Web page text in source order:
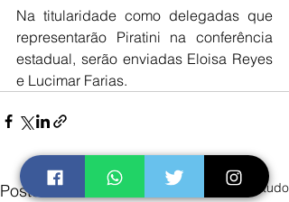
Na titularidade como delegadas que
representarão Piratini na conferência
estadual, serão enviadas Eloisa Reyes
e Lucimar Farias.
Posts recentes Ver tudo